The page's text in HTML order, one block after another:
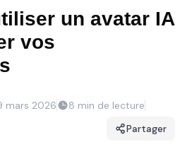
un avatar IA
vos
mars 2026 8 min de lecture
Partager